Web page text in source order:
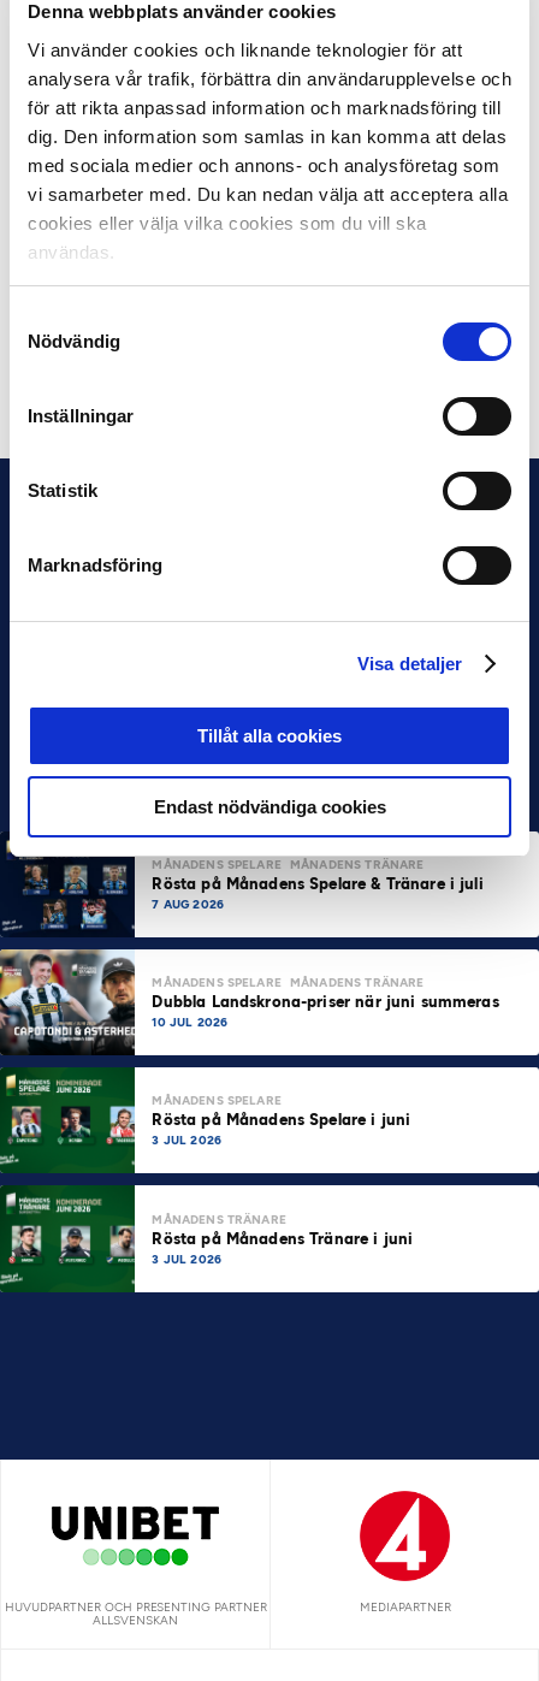
Denna webbplats använder cookies
Vi använder cookies och liknande teknologier för att
analysera vår trafik, förbättra din användarupplevelse och
för att rikta anpassad information och marknadsföring till
dig. Den information som samlas in kan komma att delas
med sociala medier och annons- och analysföretag som
vi samarbeter med. Du kan nedan välja att acceptera alla
cookies eller välja vilka cookies som du vill ska
användas.
Nödvändig
Inställningar
Statistik
Marknadsföring
Visa detaljer
Tillåt alla cookies
Endast nödvändiga cookies
Orrenius(Offside),Jonas Hansson(Fotboll
Skåne),Magnus Sundvall(Jönköpings-Posten),Kristian
Bågefeldt(Borlänge Tidning),Göran
Bolin(Sportbladet),Ludwig Billengren(Hallands-
Nyheter),Thomas Hasselgren(SEF),Phillip
Trollér (GP), Rasmus Ellvin
Linus
Sunnervik
(Svenska Fans/FanTV)
Tidigare vinnare Månadens spelare 2021:
MÅNADENS SPELARE MÅNADENS TRÄNARE
Rösta på Månadens Spelare & Tränare i juli
7 AUG 2026
MÅNADENS SPELARE MÅNADENS TRÄNARE
Dubbla Landskrona-priser när juni summeras
10 JUL 2026
MÅNADENS SPELARE
Rösta på Månadens Spelare i juni
3 JUL 2026
MÅNADENS TRÄNARE
Rösta på Månadens Tränare i juni
3 JUL 2026
HUVUDPARTNER OCH PRESENTING PARTNER
ALLSVENSKAN
MEDIAPARTNER